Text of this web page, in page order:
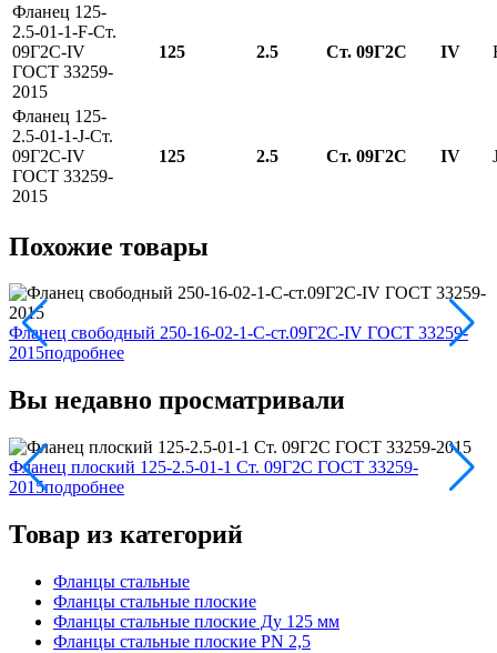
Фланец 125-
2.5-01-1-F-Ст.
09Г2С-IV
ГОСТ 33259-
2015
125 2.5 Ст. 09Г2С IV
Фланец 125-
2.5-01-1-J-Ст.
09Г2С-IV
ГОСТ 33259-
2015
125 2.5 Ст. 09Г2С IV
Похожие товары
Фланец свободный 250-16-02-1-С-ст.09Г2С-IV ГОСТ 33259-
2015подробнее
Вы недавно просматривали
Фланец плоский 125-2.5-01-1 Ст. 09Г2С ГОСТ 33259-
2015подробнее
Товар из категорий
Фланцы стальные
Фланцы стальные плоские
Фланцы стальные плоские Ду 125 мм
Фланцы стальные плоские PN 2,5